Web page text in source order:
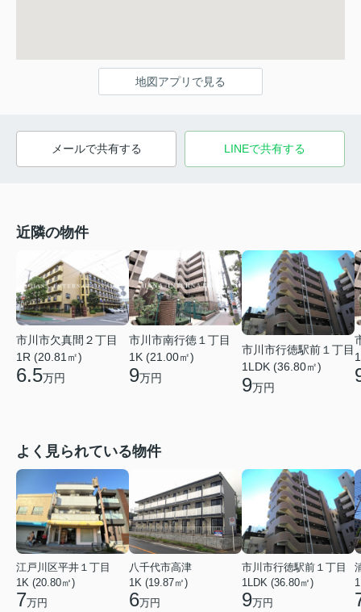
地図アプリで見る
メールで共有する LINEで共有する
近隣の物件
市川市欠真間２丁目
1R (20.81㎡)
6.5万円
市川市南行徳１丁目
1K (21.00㎡)
9万円
市川市行徳駅前１丁目
1LDK (36.80㎡)
9万円
よく見られている物件
江戸川区平井１丁目
1K (20.80㎡)
7万円
八千代市高津
1K (19.87㎡)
6万円
市川市行徳駅前１丁目
1LDK (36.80㎡)
9万円